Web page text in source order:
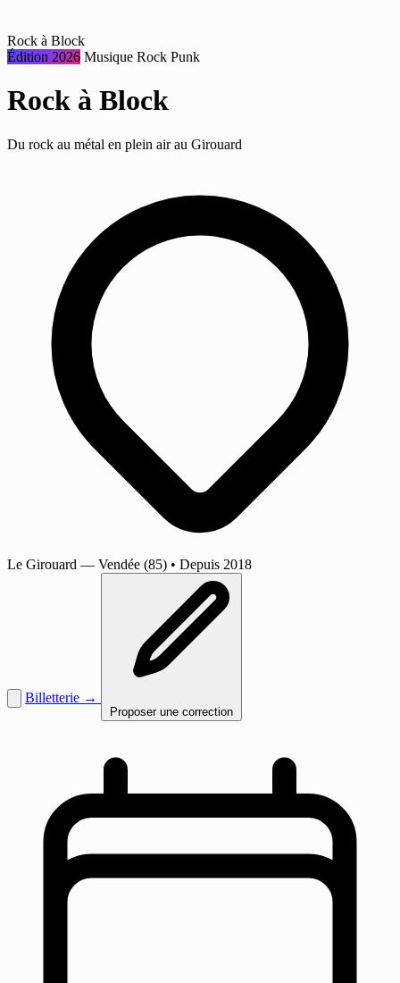
Rock à Block
Édition 2026 Musique Rock Punk
Rock à Block
Du rock au métal en plein air au Girouard
Le Girouard — Vendée (85) • Depuis 2018
Billetterie →
Proposer une correction